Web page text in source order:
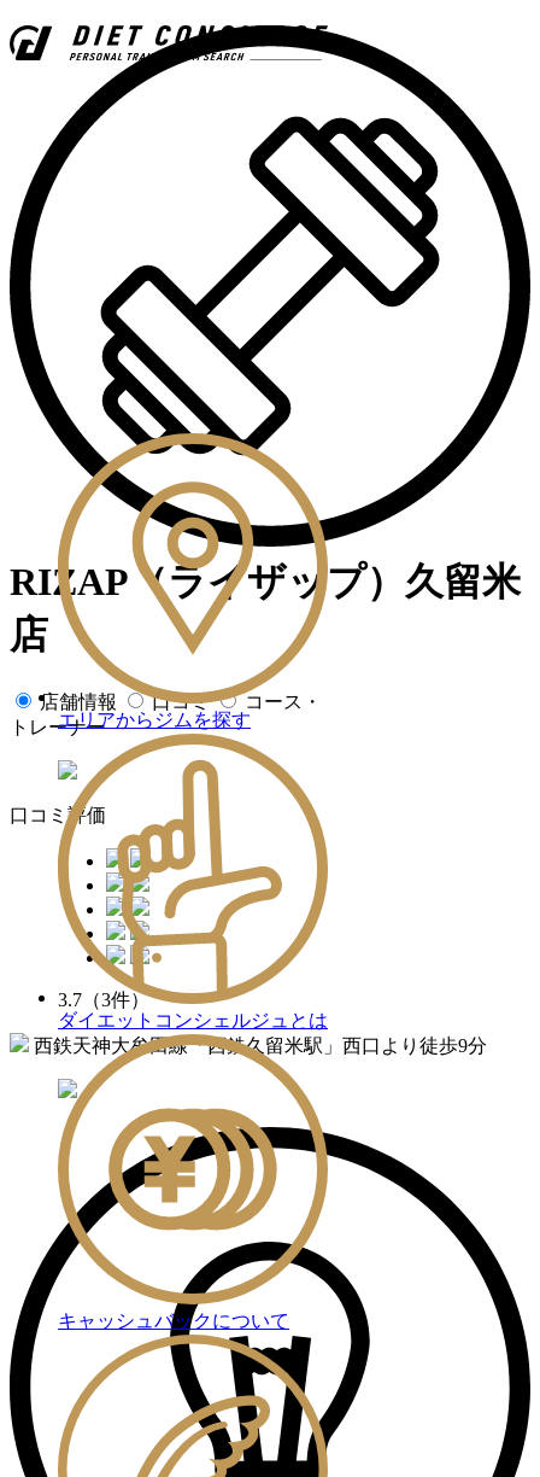
エリアからジムを探す
ダイエットコンシェルジュとは
キャッシュバックについて
RIZAP（ライザップ）久留米
店
店舗情報 口コミ
コース・
トレーナー
口コミ評価
3.7 （3件）
西鉄天神大牟田線「西鉄久留米駅」西口より徒歩9分